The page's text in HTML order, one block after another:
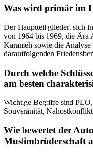
Was wird primär im
Der Hauptteil gliedert sich
von 1964 bis 1969, die Ära
Karameh sowie die
darauffolgenden
Durch welche
am besten
Wichtige Begriffe sind
Souveränität,
Wie bewertet der
Muslimbrüderschaft